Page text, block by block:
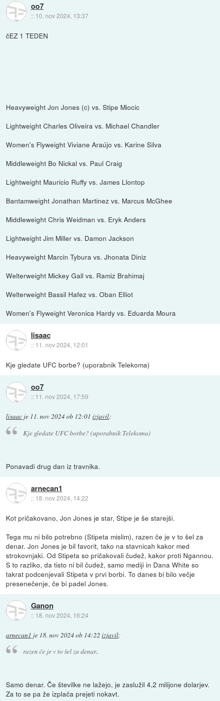
oo7
:: 10. nov 2024, 13:37
čEZ 1 TEDEN
Heavyweight Jon Jones (c) vs. Stipe Miocic
Lightweight Charles Oliveira vs. Michael Chandler
Women's Flyweight Viviane Araújo vs. Karine Silva
Middleweight Bo Nickal vs. Paul Craig
Lightweight Mauricio Ruffy vs. James Llontop
Bantamweight Jonathan Martinez vs. Marcus McGhee
Middleweight Chris Weidman vs. Eryk Anders
Lightweight Jim Miller vs. Damon Jackson
Heavyweight Marcin Tybura vs. Jhonata Diniz
Welterweight Mickey Gall vs. Ramiz Brahimaj
Welterweight Bassil Hafez vs. Oban Elliot
Women's Flyweight Veronica Hardy vs. Eduarda Moura
lisaac
:: 11. nov 2024, 12:01
Kje gledate UFC borbe? (uporabnik Telekoma)
oo7
:: 11. nov 2024, 17:59
lisaac je 11. nov 2024 ob 12:01 izjavil:
Kje gledate UFC borbe? (uporabnik Telekoma)
Ponavadi drug dan iz travnika.
arnecan1
:: 18. nov 2024, 14:22
Kot pričakovano, Jon Jones je star, Stipe je še starejši.
Tega mu ni bilo potrebno (Stipeta mislim), razen če je v to šel za
denar. Jon Jones je bil favorit, tako na stavnicah kakor med
strokovnjaki. Od Stipeta so pričakovali čudež, kakor proti Ngannou.
S to razliko, da tisto ni bil čudež, samo mediji in Dana White so
takrat podcenjevali Stipeta v prvi borbi. To danes bi bilo večje
presenečenje, če bi padel Jones.
Ganon
:: 18. nov 2024, 16:24
arnecan1 je 18. nov 2024 ob 14:22 izjavil:
razen če je v to šel za denar..
Samo denar. Če številke ne lažejo, je zaslužil 4,2 milijone dolarjev.
Za to se pa že izplača prejeti nokavt.